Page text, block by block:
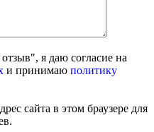
я даю согласие на
и принимаю политику
сайта в этом браузере для